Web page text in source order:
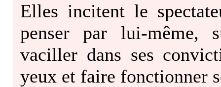
Elles incitent le
penser par lui-même,
vaciller dans ses
yeux et faire fonctionner